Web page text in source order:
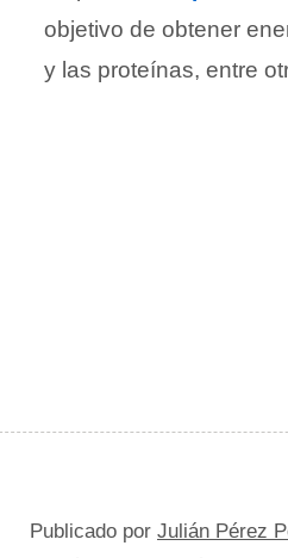
objetivo de obtener
y las proteínas, entre
Publicado por Julián Pérez